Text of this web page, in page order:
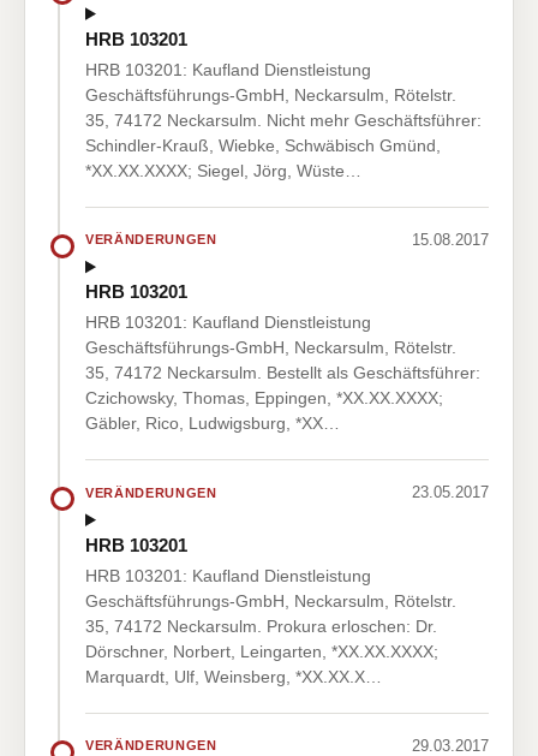
HRB 103201
HRB 103201: Kaufland Dienstleistung
Geschäftsführungs-GmbH, Neckarsulm, Rötelstr.
35, 74172 Neckarsulm. Nicht mehr Geschäftsführer:
Schindler-Krauß, Wiebke, Schwäbisch Gmünd,
*XX.XX.XXXX; Siegel, Jörg, Wüste…
VERÄNDERUNGEN 15.08.2017
HRB 103201
HRB 103201: Kaufland Dienstleistung
Geschäftsführungs-GmbH, Neckarsulm, Rötelstr.
35, 74172 Neckarsulm. Bestellt als Geschäftsführer:
Czichowsky, Thomas, Eppingen, *XX.XX.XXXX;
Gäbler, Rico, Ludwigsburg, *XX…
VERÄNDERUNGEN 23.05.2017
HRB 103201
HRB 103201: Kaufland Dienstleistung
Geschäftsführungs-GmbH, Neckarsulm, Rötelstr.
35, 74172 Neckarsulm. Prokura erloschen: Dr.
Dörschner, Norbert, Leingarten, *XX.XX.XXXX;
Marquardt, Ulf, Weinsberg, *XX.XX.X…
VERÄNDERUNGEN 29.03.2017